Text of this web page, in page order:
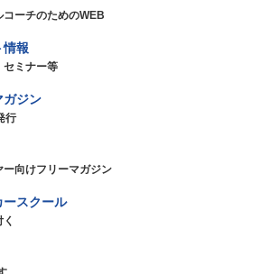
ーチのためのWEB
情報
セミナー等
ガジン
行
向けフリーマガジン
ースクール